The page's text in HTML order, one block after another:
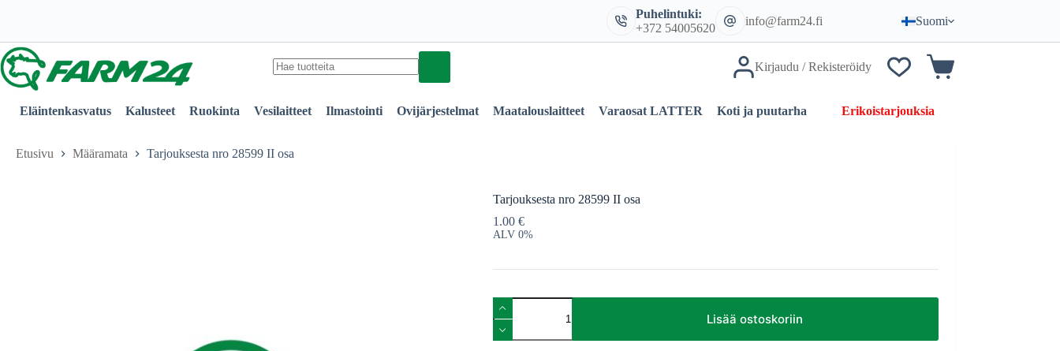
Puhelintuki:
+372 54005620
info@farm24.fi Suomi
results
Kirjaudu / Rekisteröidy Ostoskori
Eläintenkasvatus Kalusteet Ruokinta Vesilaitteet Ilmastointi Ovijärjestelmat Maatalouslaitteet Varaosat LATTER Koti ja puutarha Erikoistarjouksia
Etusivu Määramata Tarjouksesta nro 28599 II osa
Tarjouksesta nro 28599 II osa
1.00 €
ALV 0%
Tarjouksesta
nro
28599
II
Lisää ostoskoriin